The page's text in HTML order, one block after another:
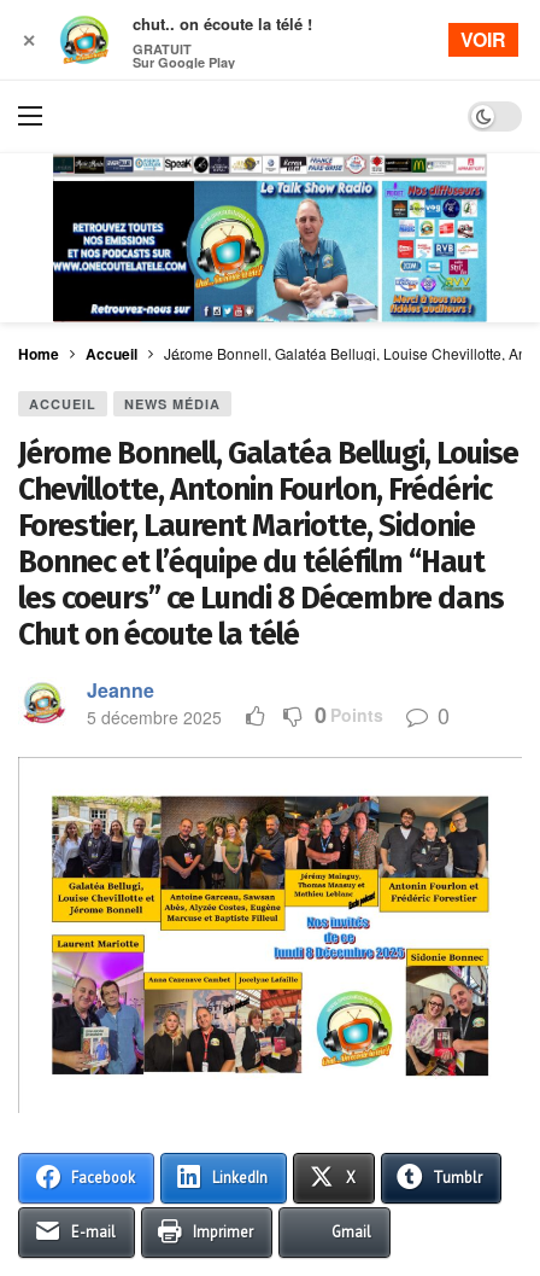
Dark
Home Accueil Jérome Bonnell, Galatéa Bellugi, Louise Chevillotte,
ACCUEIL NEWS MÉDIA
Jérome Bonnell, Galatéa Bellugi, Louise
Chevillotte, Antonin Fourlon, Frédéric
Forestier, Laurent Mariotte, Sidonie
Bonnec et l’équipe du téléfilm “Haut
les coeurs” ce Lundi 8 Décembre dans
Chut on écoute la télé
Jeanne
5 décembre 2025 0 Points 0
Facebook LinkedIn X Tumblr
E-mail Imprimer Gmail
✕
chut.. on écoute la télé !
GRATUIT
Sur Google Play
VOIR